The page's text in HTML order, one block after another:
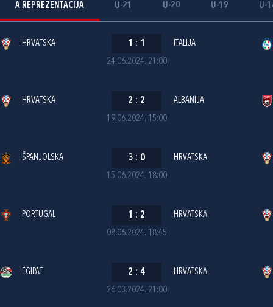
A REPREZENTACIJA U-21 U-20 U-19 U-
24.06.2024. 21:00
HRVATSKA 1 : 1 ITALIJA
19.06.2024. 15:00
HRVATSKA 2 : 2 ALBANIJA
15.06.2024. 18:00
ŠPANJOLSKA 3 : 0 HRVATSKA
08.06.2024. 18:45
PORTUGAL 1 : 2 HRVATSKA
26.03.2024. 21:00
EGIPAT 2 : 4 HRVATSKA